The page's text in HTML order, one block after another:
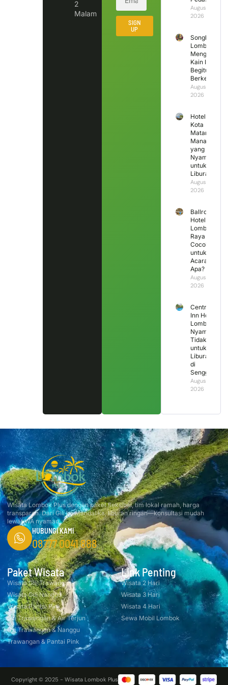
2
Malam
SIGN
UP
August 6,
2026
Songket
Lombok
Mengapa
Kain Ini
Begitu
Berkesan?
August 5,
2026
Hotel di
Kota
Mataram
Mana
yang
Nyaman
untuk
Liburan?
August 4,
2026
Ballroom
Hotel
Lombok
Raya
Cocok
untuk
Acara
Apa?
August 3,
2026
Central
Inn Hotel
Lombok,
Nyaman
Tidak
untuk
Liburan
di
Senggigi?
August 2,
2026
Wisata Lombok Plus dengan paket fleksibel, tim lokal ramah, harga
transparan. Dari Gili ke Mandalika, liburan ringan—konsultasi mudah
lewat WA nyaman.
HUBUNGI KAMI
08777 0041 888
Paket Wisata
Wisata Gili Trawangan
Wisata Gili Nanggu
Wisata Pantai Pink
Gili Trawangan & Air Terjun
Gili Trawangan & Nanggu
Trawangan & Pantai Pink
Link Penting
Wisata 2 Hari
Wisata 3 Hari
Wisata 4 Hari
Sewa Mobil Lombok
Copyright © 2025 - Wisata Lombok Plus